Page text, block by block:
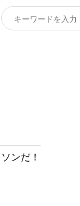
ンだ！